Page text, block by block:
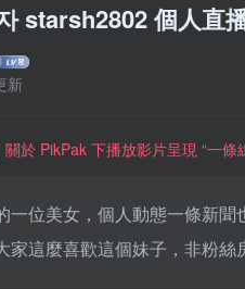
starsh2802 個人直
新
關於 PikPak 下播放影片呈現 “一
一位美女，個人動態一條新
家這麼喜歡這個妹子，非粉